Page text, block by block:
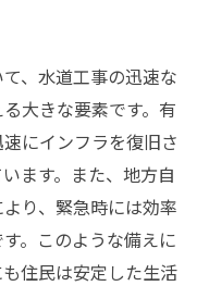
、水道工事の迅速な
大きな要素です。有
にインフラを復旧さ
ます。また、地方自
り、緊急時には効率
。このような備えに
住民は安定した生活